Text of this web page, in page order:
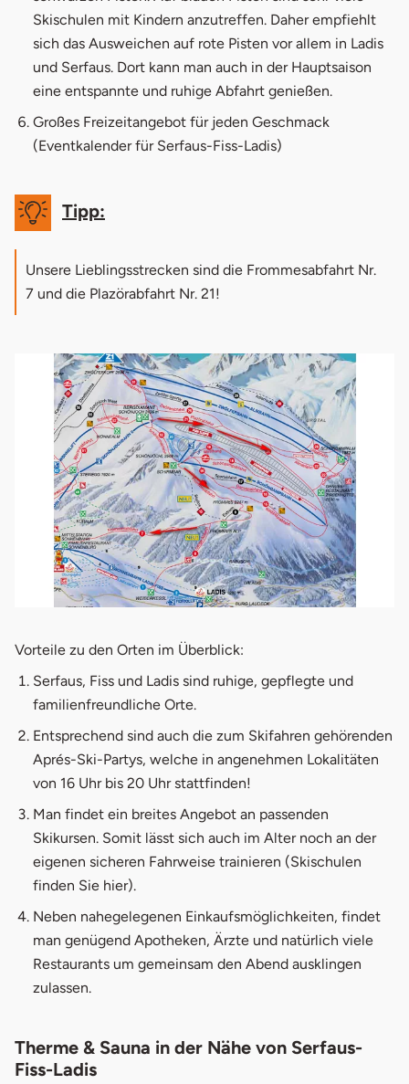
Skischulen mit Kindern anzutreffen. Daher empfiehlt
sich das Ausweichen auf rote Pisten vor allem in Ladis
und Serfaus. Dort kann man auch in der Hauptsaison
eine entspannte und ruhige Abfahrt genießen.
Großes Freizeitangebot für jeden Geschmack
(Eventkalender für Serfaus-Fiss-Ladis)
Tipp:
Unsere Lieblingsstrecken sind die Frommesabfahrt Nr.
7 und die Plazörabfahrt Nr. 21!
Vorteile zu den Orten im Überblick:
Serfaus, Fiss und Ladis sind ruhige, gepflegte und
familienfreundliche Orte.
Entsprechend sind auch die zum Skifahren gehörenden
Aprés-Ski-Partys, welche in angenehmen Lokalitäten
von 16 Uhr bis 20 Uhr stattfinden!
Man findet ein breites Angebot an passenden
Skikursen. Somit lässt sich auch im Alter noch an der
eigenen sicheren Fahrweise trainieren (Skischulen
finden Sie hier).
Neben nahegelegenen Einkaufsmöglichkeiten, findet
man genügend Apotheken, Ärzte und natürlich viele
Restaurants um gemeinsam den Abend ausklingen
zulassen.
Therme & Sauna in der Nähe von Serfaus-
Fiss-Ladis